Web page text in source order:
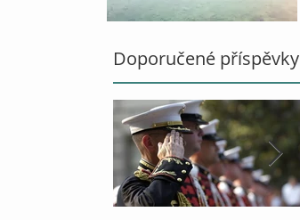
Doporučené příspěvky